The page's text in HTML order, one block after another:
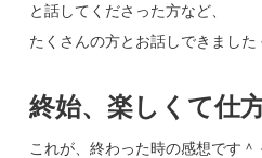
と話してくださった方など、
たくさんの方とお話しできました
終始、楽しくて仕
これが、終わった時の感想です＾